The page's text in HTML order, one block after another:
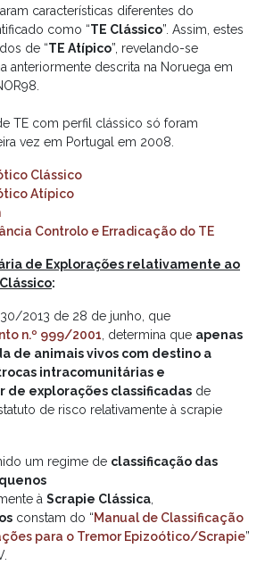
características diferentes do
como “TE Clássico”. Assim, estes
de “TE Atípico”, revelando-se
anteriormente descrita na Noruega em
TE com perfil clássico só foram
vez em Portugal em 2008.
Clássico
Atípico
Controlo e Erradicação do TE
de Explorações relativamente ao
:
2013 de 28 de junho, que
n.º 999/2001 , determina que apenas
de animais vivos com destino a
intracomunitárias e
de explorações classificadas de
de risco relativamente à scrapie
um regime de classificação das
à Scrapie Clássica
constam do “Manual de Classificação
para o Tremor Epizoótico/Scrapie”